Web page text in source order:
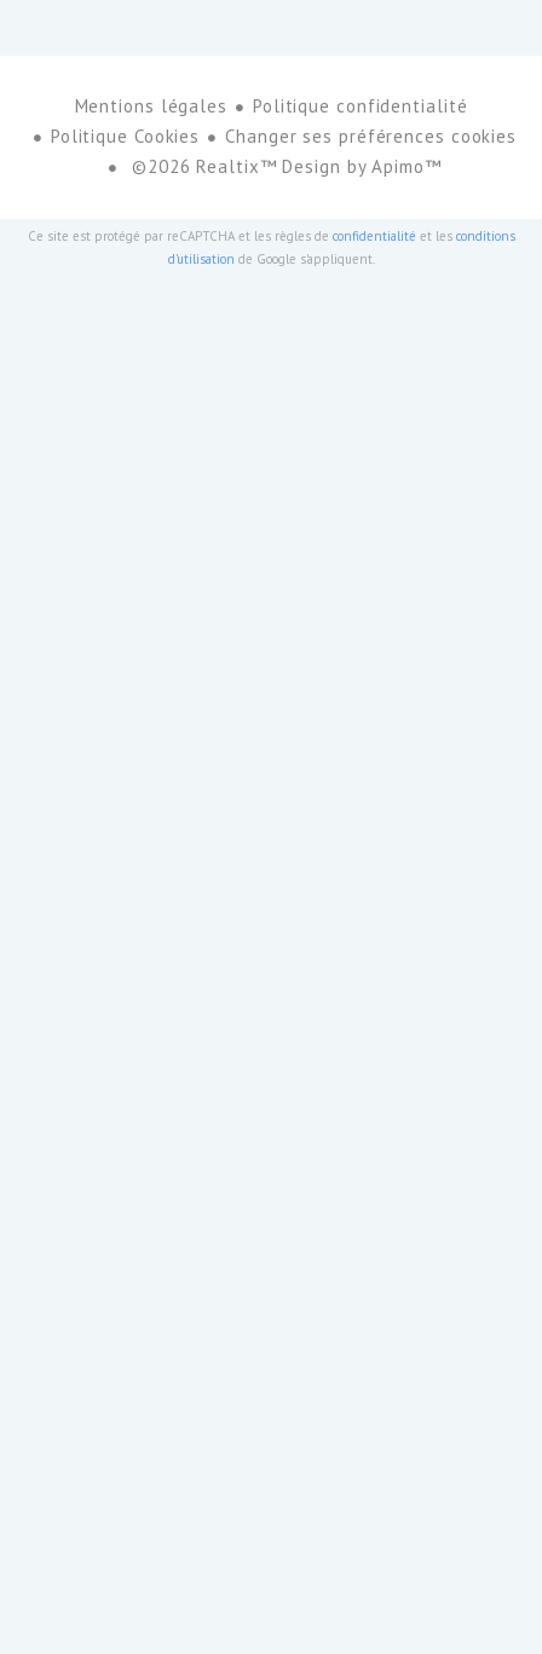
Mentions légales
Politique confidentialité
Politique Cookies
Changer ses préférences cookies
©2026 Realtix™ Design byApimo™
Ce site est protégé par reCAPTCHA et les règles de confidentialité et les conditions
d'utilisation de Google s'appliquent.